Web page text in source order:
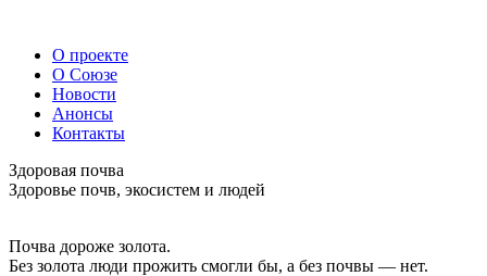
О проекте
О Союзе
Новости
Анонсы
Контакты
Здоровая почва
Здоровье почв, экосистем и людей
Почва дороже золота.
Без золота люди прожить смогли бы, а без почвы — нет.